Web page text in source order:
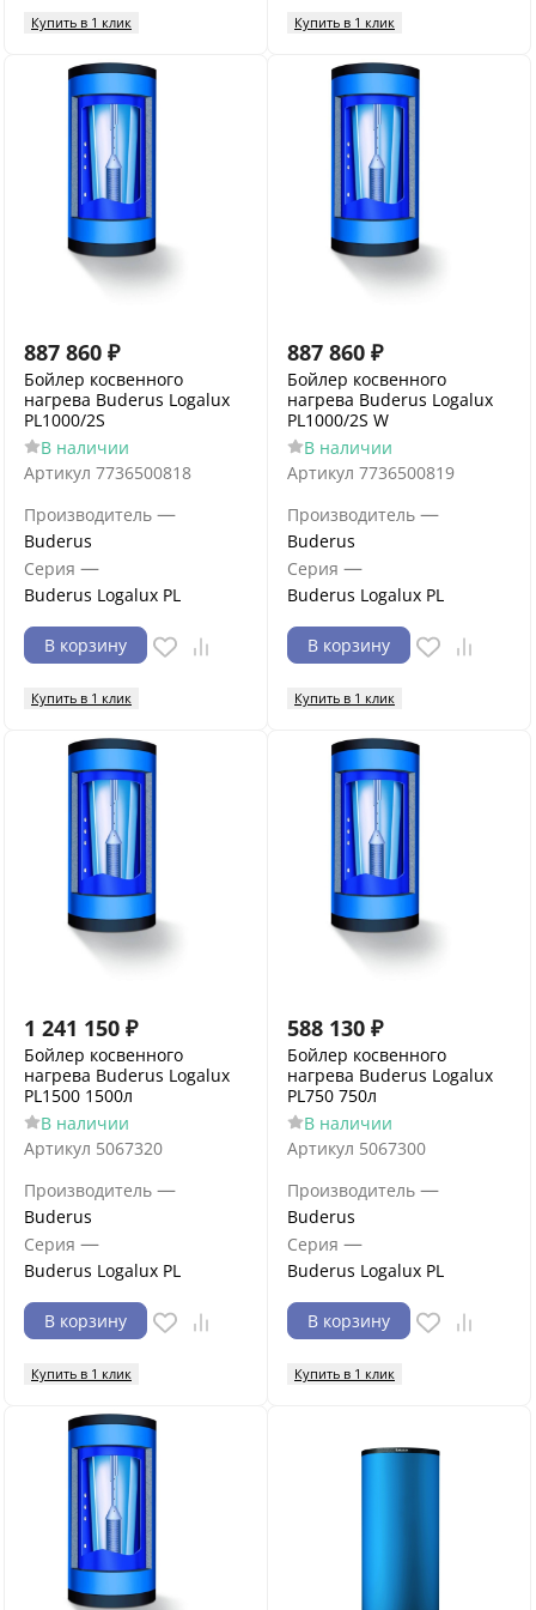
Купить в 1 клик Купить в 1 клик
887 860 ₽
Бойлер косвенного
нагрева Buderus Logalux
PL1000/2S
В наличии
Артикул 7736500818
Производитель —
Buderus
Серия —
Buderus Logalux PL
В корзину
Купить в 1 клик
887 860 ₽
Бойлер косвенного
нагрева Buderus Logalux
PL1000/2S W
В наличии
Артикул 7736500819
Производитель —
Buderus
Серия —
Buderus Logalux PL
В корзину
Купить в 1 клик
1 241 150 ₽
Бойлер косвенного
нагрева Buderus Logalux
PL1500 1500л
В наличии
Артикул 5067320
Производитель —
Buderus
Серия —
Buderus Logalux PL
В корзину
Купить в 1 клик
588 130 ₽
Бойлер косвенного
нагрева Buderus Logalux
PL750 750л
В наличии
Артикул 5067300
Производитель —
Buderus
Серия —
Buderus Logalux PL
В корзину
Купить в 1 клик